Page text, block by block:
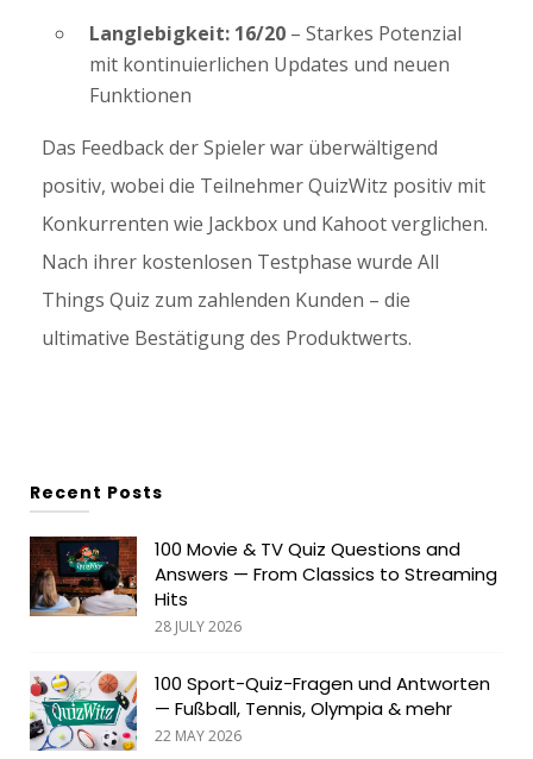
Langlebigkeit: 16/20 – Starkes Potenzial
mit kontinuierlichen Updates und neuen
Funktionen
Das Feedback der Spieler war überwältigend
positiv, wobei die Teilnehmer QuizWitz positiv mit
Konkurrenten wie Jackbox und Kahoot verglichen.
Nach ihrer kostenlosen Testphase wurde All
Things Quiz zum zahlenden Kunden – die
ultimative Bestätigung des Produktwerts.
Recent Posts
100 Movie & TV Quiz Questions and
Answers — From Classics to Streaming
Hits
28 JULY 2026
100 Sport-Quiz-Fragen und Antworten
— Fußball, Tennis, Olympia & mehr
22 MAY 2026